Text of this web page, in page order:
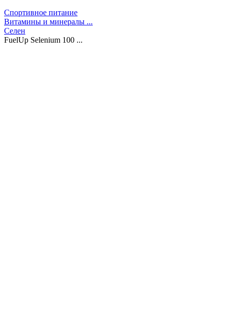
Спортивное питание
Витамины и минералы ...
Селен
FuelUp Selenium 100 ...